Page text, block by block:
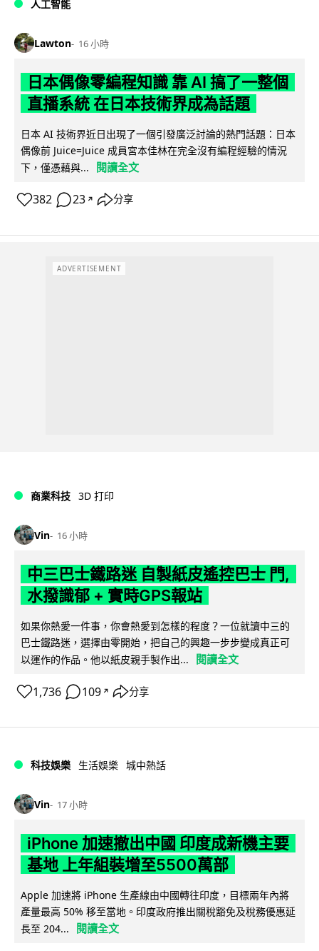
人工智能
Lawton 16 小時
日本偶像零編程知識 靠 AI 搞了一整個
直播系統 在日本技術界成為話題
日本 AI 技術界近日出現了一個引發廣泛討論的熱門話題：日本
偶像前 Juice=Juice 成員宮本佳林在完全沒有編程經驗的情況
下，僅憑藉與...
閱讀全文
382 23 ↗ 分享
ADVERTISEMENT
商業科技 3D 打印
Vin 16 小時
中三巴士鐵路迷 自製紙皮遙控巴士 門,
水撥識郁 + 實時GPS報站
如果你熱愛一件事，你會熱愛到怎樣的程度？一位就讀中三的
巴士鐵路迷，選擇由零開始，把自己的興趣一步步變成真正可
以運作的作品。他以紙皮親手製作出...
閱讀全文
1,736 109 ↗ 分享
科技娛樂 生活娛樂 城中熱話
Vin 17 小時
iPhone 加速撤出中國 印度成新機主要
基地 上年組裝增至5500萬部
Apple 加速將 iPhone 生產線由中國轉往印度，目標兩年內將
產量最高 50% 移至當地。印度政府推出關稅豁免及稅務優惠延
長至 204...
閱讀全文